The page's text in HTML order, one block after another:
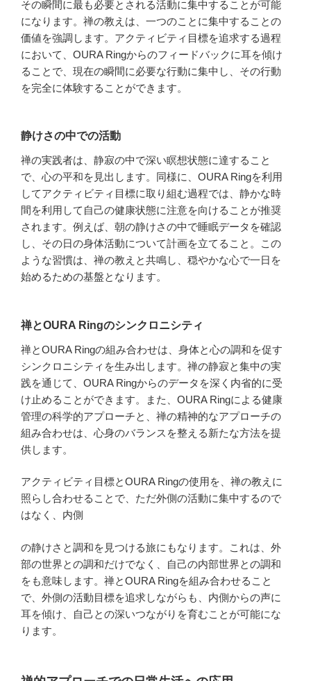
その瞬間に最も必要とされる活動に集中することが可能
になります。禅の教えは、一つのことに集中することの
価値を強調します。アクティビティ目標を追求する過程
において、OURA Ringからのフィードバックに耳を傾け
ることで、現在の瞬間に必要な行動に集中し、その行動
を完全に体験することができます。
静けさの中での活動
禅の実践者は、静寂の中で深い瞑想状態に達すること
で、心の平和を見出します。同様に、OURA Ringを利用
してアクティビティ目標に取り組む過程では、静かな時
間を利用して自己の健康状態に注意を向けることが推奨
されます。例えば、朝の静けさの中で睡眠データを確認
し、その日の身体活動について計画を立てること。この
ような習慣は、禅の教えと共鳴し、穏やかな心で一日を
始めるための基盤となります。
禅とOURA Ringのシンクロニシティ
禅とOURA Ringの組み合わせは、身体と心の調和を促す
シンクロニシティを生み出します。禅の静寂と集中の実
践を通じて、OURA Ringからのデータを深く内省的に受
け止めることができます。また、OURA Ringによる健康
管理の科学的アプローチと、禅の精神的なアプローチの
組み合わせは、心身のバランスを整える新たな方法を提
供します。
アクティビティ目標とOURA Ringの使用を、禅の教えに
照らし合わせることで、ただ外側の活動に集中するので
はなく、内側
の静けさと調和を見つける旅にもなります。これは、外
部の世界との調和だけでなく、自己の内部世界との調和
をも意味します。禅とOURA Ringを組み合わせること
で、外側の活動目標を追求しながらも、内側からの声に
耳を傾け、自己との深いつながりを育むことが可能にな
ります。